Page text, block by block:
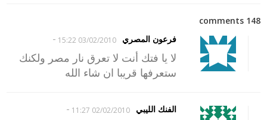
148 comments
فرعون المصري
03/02/2010 15:22
-
لا يا فتك أنت لا تعرق نار مصر ولكنك
ستعرفها قريبا ان شاء الله
الفنك الليبي 02/02/2010 11:27
-